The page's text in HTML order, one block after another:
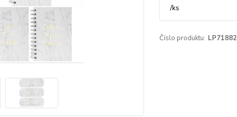
/ks
Číslo produktu: LP71882